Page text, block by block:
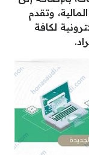
وتقدم
لكافة